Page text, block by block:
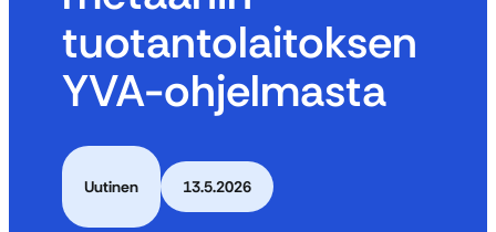
tuotantolaitoksen
YVA-ohjelmasta
Uutinen 13.5.2026